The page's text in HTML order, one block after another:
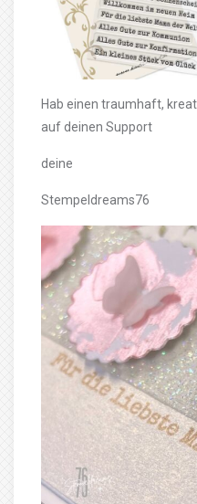
Hab einen traumhaft,
auf deinen Support
deine
Stempeldreams76